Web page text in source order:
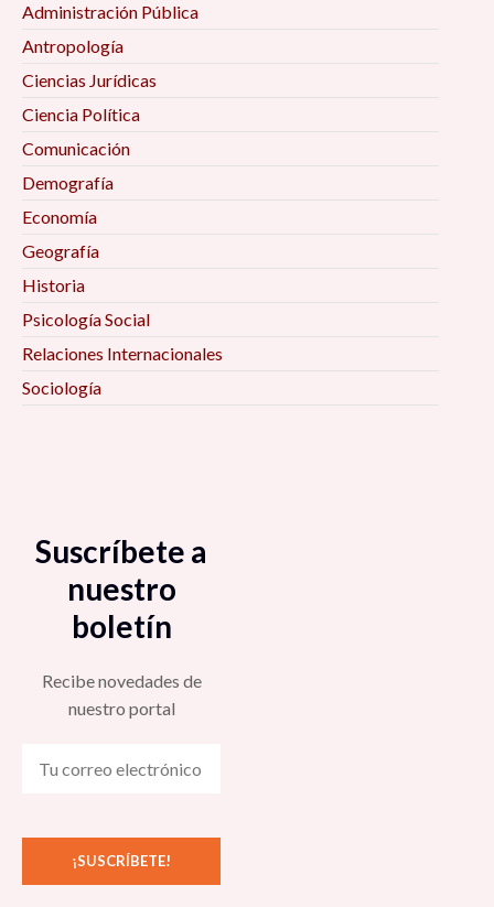
Administración Pública
Antropología
Ciencias Jurídicas
Ciencia Política
Comunicación
Demografía
Economía
Geografía
Historia
Psicología Social
Relaciones Internacionales
Sociología
Suscríbete a
nuestro
boletín
Recibe novedades de
nuestro portal